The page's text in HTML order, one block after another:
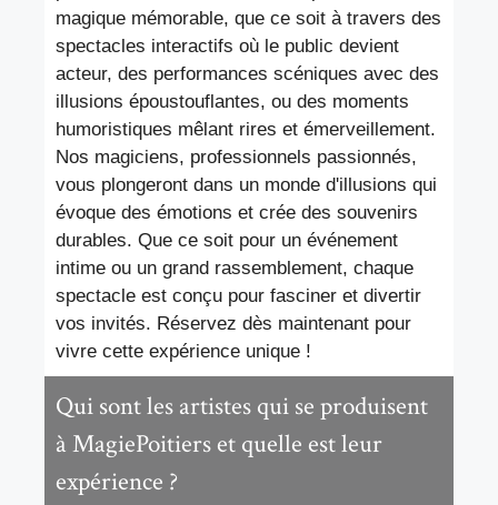
magique mémorable, que ce soit à travers des
spectacles interactifs où le public devient
acteur, des performances scéniques avec des
illusions époustouflantes, ou des moments
humoristiques mêlant rires et émerveillement.
Nos magiciens, professionnels passionnés,
vous plongeront dans un monde d'illusions qui
évoque des émotions et crée des souvenirs
durables. Que ce soit pour un événement
intime ou un grand rassemblement, chaque
spectacle est conçu pour fasciner et divertir
vos invités. Réservez dès maintenant pour
vivre cette expérience unique !
Qui sont les artistes qui se produisent
à MagiePoitiers et quelle est leur
expérience ?